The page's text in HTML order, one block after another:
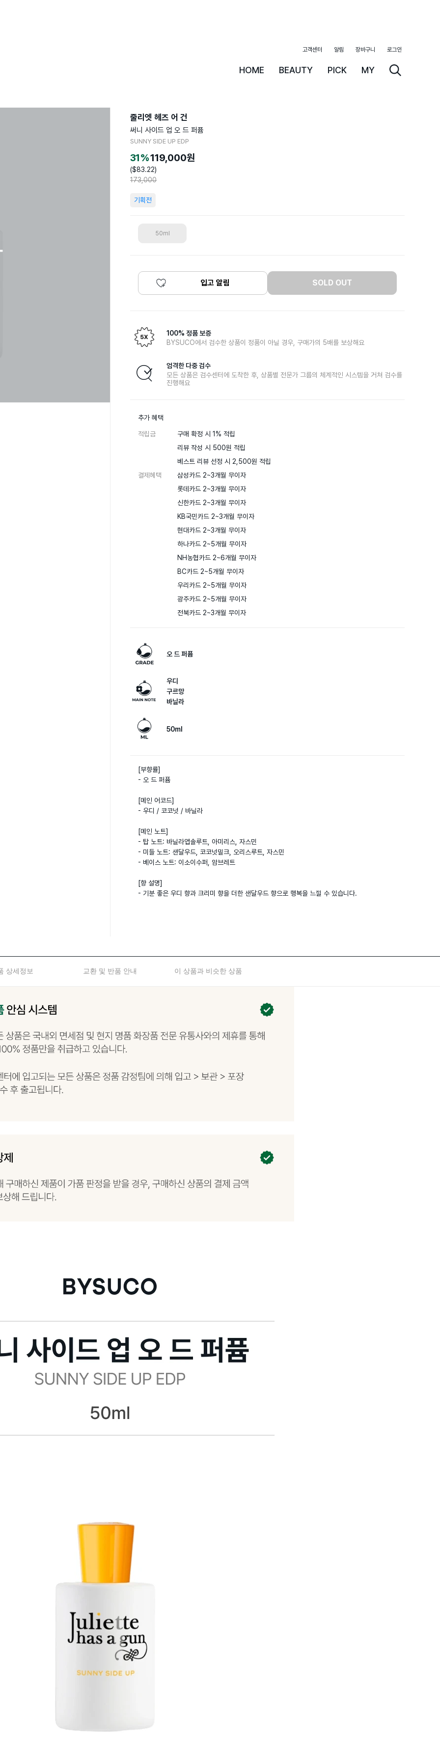
HOME BEAUTY PICK MY
고객센터 알림 장바구니 로그인
줄리엣 헤즈 어 건
써니 사이드 업 오 드 퍼퓸
SUNNY SIDE UP EDP
31%119,000원
($83.22)
173,000
기획전
50ml
입고 알림 SOLD OUT
100% 정품 보증
BYSUCO에서 검수한 상품이 정품이 아닐 경우, 구매가의 5배를 보상해요
엄격한 다중 검수
모든 상품은 검수센터에 도착한 후, 상품별 전문가 그룹의 체계적인 시스템을 거쳐 검수를
진행해요
추가 혜택
적립금
구매 확정 시 1% 적립
리뷰 작성 시 500원 적립
베스트 리뷰 선정 시 2,500원 적립
결제혜택
삼성카드 2~3개월 무이자
롯데카드 2~3개월 무이자
신한카드 2~3개월 무이자
KB국민카드 2~3개월 무이자
현대카드 2~3개월 무이자
하나카드 2~5개월 무이자
NH농협카드 2~6개월 무이자
BC카드 2~5개월 무이자
우리카드 2~5개월 무이자
광주카드 2~5개월 무이자
전북카드 2~3개월 무이자
오 드 퍼퓸
우디
구르망
바닐라
50ml
[부향률]
- 오 드 퍼퓸
[메인 어코드]
- 우디 / 코코넛 / 바닐라
[메인 노트]
- 탑 노트: 바닐라앱솔루트, 아미리스, 자스민
- 미들 노트: 샌달우드, 코코넛밀크, 오리스루트, 자스민
- 베이스 노트: 이소이수퍼, 암브레트
[향 설명]
- 기분 좋은 우디 향과 크리미 향을 더한 샌달우드 향으로 행복을 느낄 수 있습니다.
상세정보 교환 및 반품 안내 이 상품과 비슷한 상품